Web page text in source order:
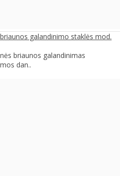
galandinimo staklės mod.
briaunos galandinimas
dan..